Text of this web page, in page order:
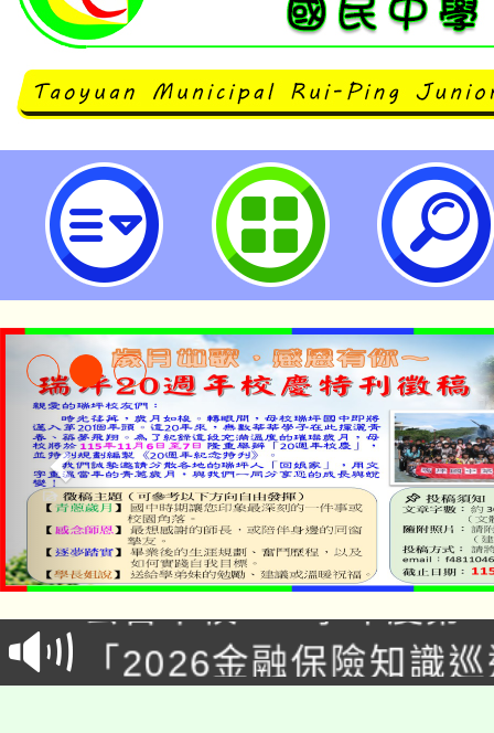
轉知內政部移民署辦理「114學年
培力與獎助（勵）學金計畫」1份
之新住民及子女踴躍報名。-桃園
淨零綠領人才培育課程
公告本校115學年度第
代理(課)教師甄選結果
「2026金融保險知識